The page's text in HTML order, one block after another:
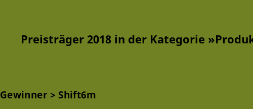
Preisträger 2018 in der Kategorie
Gewinner Shift6m